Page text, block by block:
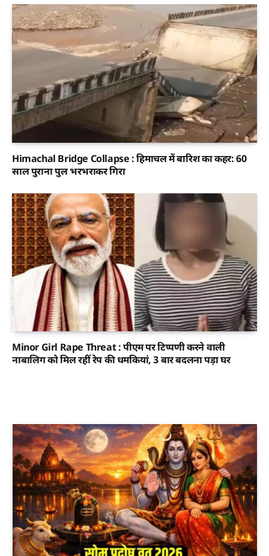
Himachal Bridge Collapse : हिमाचल में बारिश का कहर: 60
साल पुराना पुल भरभराकर गिरा
Minor Girl Rape Threat : पीएम पर टिप्पणी करने वाली
नाबालिग को मिल रहीं रेप की धमकियां, 3 बार बदलना पड़ा घर